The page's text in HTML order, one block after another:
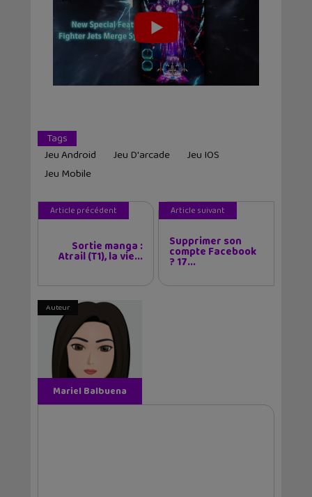
Tags
Jeu Android
Jeu D'arcade
Jeu IOS
Jeu Mobile
Article précédent
Sortie manga :
Atrail (T1), la vie...
Article suivant
Supprimer son
compte Facebook
? 17...
Auteur
Mariel Balbuena